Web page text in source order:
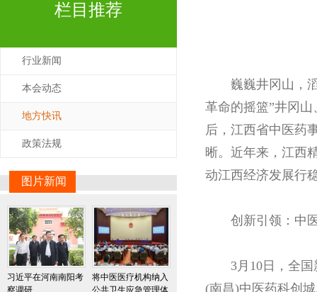
栏目推荐
行业新闻
本会动态
地方快讯
政策法规
图片新闻
习近平在河南南阳考
察调研
将中医医疗机构纳入
公共卫生应急管理体
巍巍井冈山，
革命的摇篮”井冈
后，江西省中医药
晰。近年来，江西
动江西经济发展行
创新引领：中
3月10日，全
(南昌)中医药科创